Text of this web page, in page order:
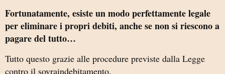
Fortunatamente, esiste un modo perfettamente legale
per eliminare i propri debiti, anche se non si riescono a
pagare del tutto…
Tutto questo grazie alle procedure previste dalla Legge
contro il sovraindebitamento.